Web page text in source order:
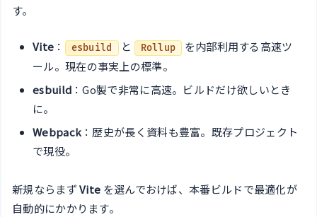
す。
Vite ： esbuild と Rollup
を内部利用する高速ツ
ール。現在の事実上の標準。
esbuild ：Go製で非常に高速。ビルドだけ欲しいとき
に。
Webpack：歴史が長く資料も豊富。既存プロジェクト
で現役。
新規ならまずVite を選んでおけば、本番ビルドで最適化が
自動的にかかります。